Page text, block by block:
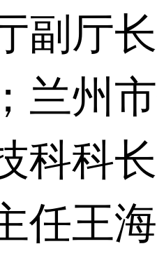
副厅
兰州
科科
任王